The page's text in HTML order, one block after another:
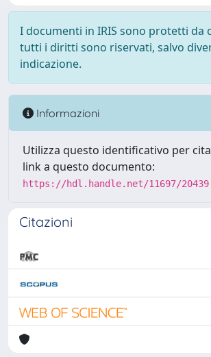
I documenti in IRIS sono protetti da
tutti i diritti sono riservati, salvo
indicazione.
Informazioni
Utilizza questo identificativo per
link a questo documento:
https://hdl.handle.net/11697/20439
Citazioni